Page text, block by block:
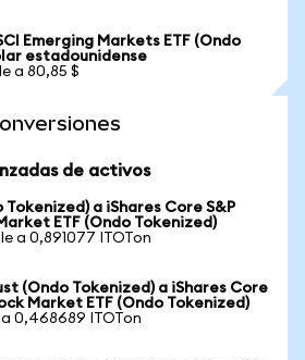
Emerging Markets ETF (Ondo
estadounidense
a 80,85 $
de activos
Tokenized) a iShares Core S&P
ETF (Ondo Tokenized)
a 0,891077 ITOTon
(Ondo Tokenized) a iShares Core
Market ETF (Ondo Tokenized)
0,468689 ITOTon